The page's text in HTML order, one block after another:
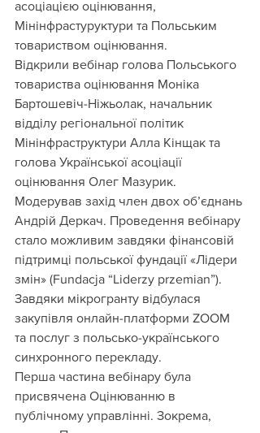
асоціацією оцінювання,
Мінінфрастуруктури та Польським
товариством оцінювання.
Відкрили вебінар голова Польського
товариства оцінювання Моніка
Бартошевіч-Ніжьолак, начальник
відділу регіональної політик
Мінінфраструктури Алла Кінщак та
голова Української асоціації
оцінювання Олег Мазурик.
Модерував захід член двох об’єднань
Андрій Деркач. Проведення вебінару
стало можливим завдяки фінансовій
підтримці польської фундації «Лідери
змін» (Fundacja “Liderzy przemian”).
Завдяки мікрогранту відбулася
закупівля онлайн-платформи ZOOM
та послуг з польсько-українського
синхронного перекладу.
Перша частина вебінару була
присвячена Оцінюванню в
публічному управлінні. Зокрема,